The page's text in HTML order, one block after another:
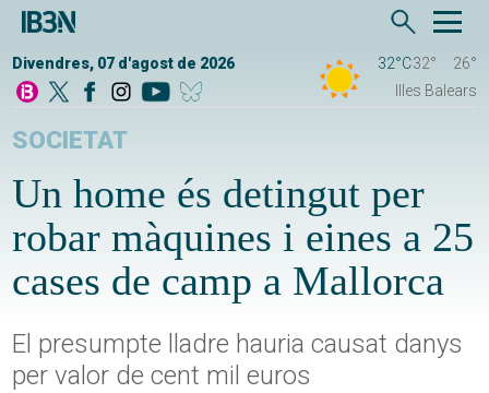
Divendres, 07 d'agost de 2026 32°C32°
26°
Illes Balears
SOCIETAT
Un home és detingut per
robar màquines i eines a 25
cases de camp a Mallorca
El presumpte lladre hauria causat danys
per valor de cent mil euros